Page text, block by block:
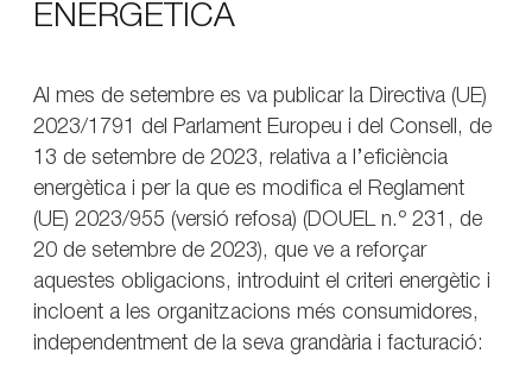
ENERGÈTICA
Al mes de setembre es va publicar la Directiva (UE)
2023/1791 del Parlament Europeu i del Consell, de
13 de setembre de 2023, relativa a l’eficiència
energètica i per la que es modifica el Reglament
(UE) 2023/955 (versió refosa) (DOUEL n.º 231, de
20 de setembre de 2023), que ve a reforçar
aquestes obligacions, introduint el criteri energètic i
incloent a les organitzacions més consumidores,
independentment de la seva grandària i facturació: